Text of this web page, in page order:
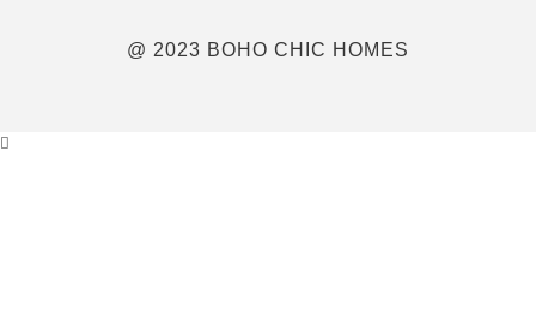
@ 2023 BOHO CHIC HOMES